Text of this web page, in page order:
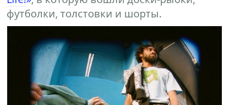
футболки, толстовки и шорты.